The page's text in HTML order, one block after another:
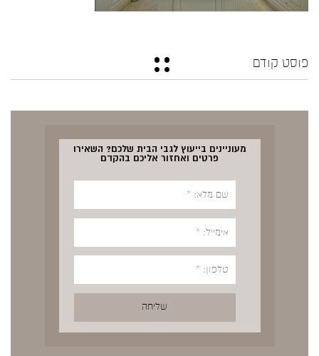
פוסט קודם
מעוניינים בייעוץ לגבי הבית שלכם? השאירו
פרטים ואחזור אליכם בהקדם